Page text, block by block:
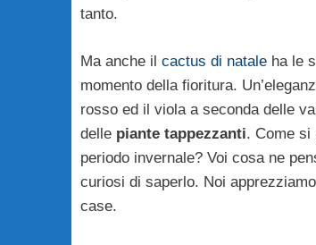
tanto.
Ma anche il cactus di nataleha le
momento della fioritura.
rosso ed il viola a seconda delle
delle piante tappezzanti. Come si
periodo invernale? Voi cosa ne
curiosi di saperlo. Noi
case.